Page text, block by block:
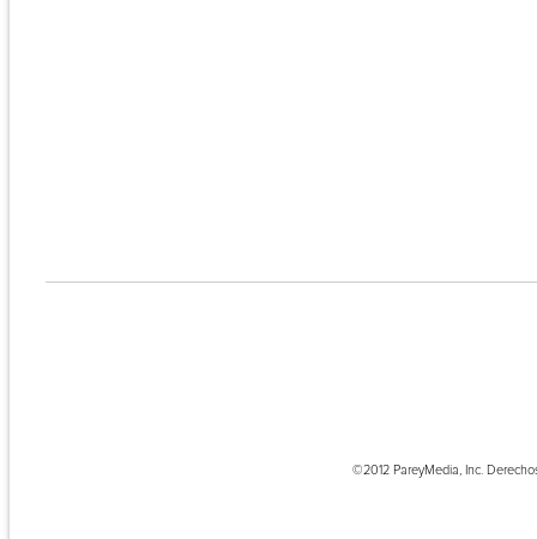
©2012 PareyMedia, Inc.